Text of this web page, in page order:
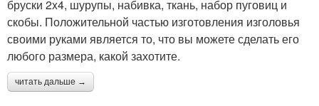
бруски 2x4, шурупы, набивка, ткань, набор пуговиц и
скобы. Положительной частью изготовления изголовья
своими руками является то, что вы можете сделать его
любого размера, какой захотите.
читать дальше →